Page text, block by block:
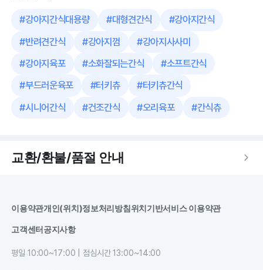
#강아지간식대용량 #대형견간식 #강아지간식
#반려견간식 #강아지껌 #강아지사사미
#강아지육포 #소화잘되는간식 #소프트간식
#부드러운육포 #터키츄 #터키츄간식
#시니어간식 #건조간식 #오리육포 #간식츄
교환/환불/품절 안내
이용약관개인(위치)정보처리방침 위치기반서비스 이용약관
고객센터공지사항
평일 10:00~17:00 | 점심시간 13:00~14:00